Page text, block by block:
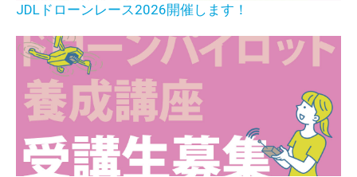
JDLドローンレース2026開催します！